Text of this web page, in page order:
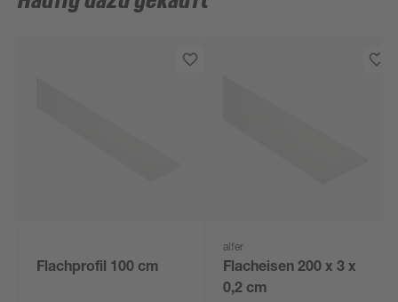
Flachprofil 100 cm
alfer
Flacheisen 200 x 3 x
0,2 cm